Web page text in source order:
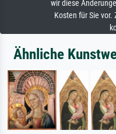
wir diese
Kosten für Sie vor.
Ähnliche